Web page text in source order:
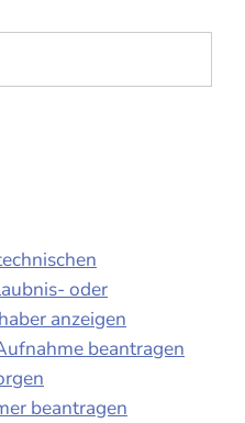
oder
anzeigen
beantragen
beantragen